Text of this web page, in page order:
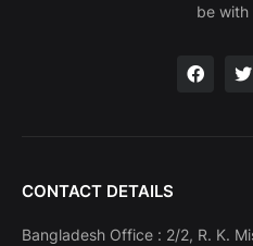
be with
CONTACT DETAILS
Bangladesh Office : 2/2, R. K.